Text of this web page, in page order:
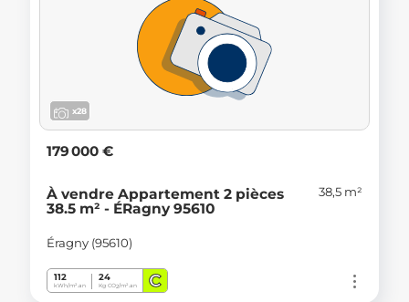
x28
179 000 €
À vendre Appartement 2 pièces
38.5 m² - ÉRagny 95610
38,5 m²
Éragny (95610)
112
kWh/m².an
24
Kg CO2/m².an C